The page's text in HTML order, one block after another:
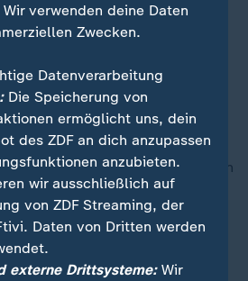
sei "ein Wettbewerb der
von Rio de Janeiro", so
Röckerath. Dabei gebe
nach oben
verwenden deine Daten
Zwecken.
Datenverarbeitung
Die Speicherung von
ermöglicht uns, dein
des ZDF an dich anzupassen
anzubieten.
wir ausschließlich auf
von ZDF Streaming, der
Daten von Dritten werden
externe Drittsysteme:Wir